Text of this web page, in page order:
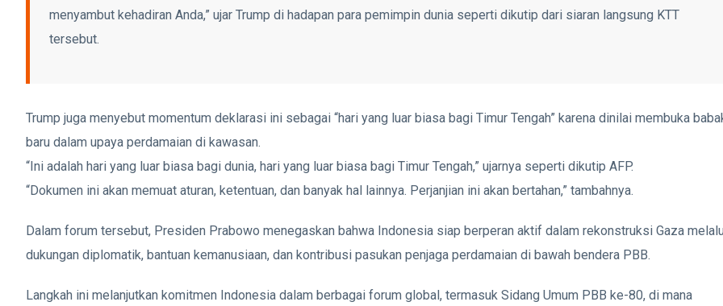
menyambut kehadiran Anda,” ujar Trump di hadapan para pemimpin dunia seperti dikutip dari siaran langsung KTT
tersebut.
Trump juga menyebut momentum deklarasi ini sebagai “hari yang luar biasa bagi Timur Tengah” karena dinilai membuka
baru dalam upaya perdamaian di kawasan.
“Ini adalah hari yang luar biasa bagi dunia, hari yang luar biasa bagi Timur Tengah,” ujarnya seperti dikutip AFP.
“Dokumen ini akan memuat aturan, ketentuan, dan banyak hal lainnya. Perjanjian ini akan bertahan,” tambahnya.
Dalam forum tersebut, Presiden Prabowo menegaskan bahwa Indonesia siap berperan aktif dalam rekonstruksi Gaza
dukungan diplomatik, bantuan kemanusiaan, dan kontribusi pasukan penjaga perdamaian di bawah bendera PBB.
Langkah ini melanjutkan komitmen Indonesia dalam berbagai forum global, termasuk Sidang Umum PBB ke-80, di mana